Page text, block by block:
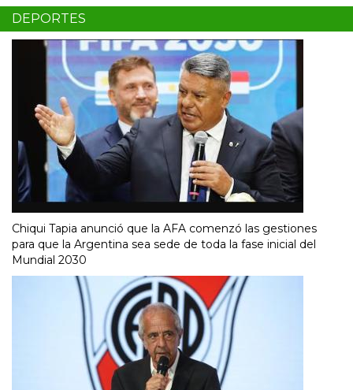
DEPORTES
Chiqui Tapia anunció que la AFA comenzó las gestiones
para que la Argentina sea sede de toda la fase inicial del
Mundial 2030